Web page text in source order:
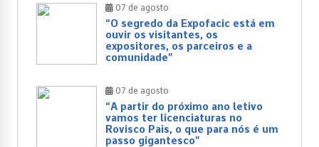
07 de agosto
“O segredo da Expofacic está em
ouvir os visitantes, os
expositores, os parceiros e a
comunidade”
07 de agosto
“A partir do próximo ano letivo
vamos ter licenciaturas no
Rovisco Pais, o que para nós é um
passo gigantesco”